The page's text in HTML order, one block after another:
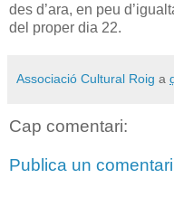
des d’ara, en peu
del proper dia 22.
Associació Cultural Roig a
Cap comentari:
Publica un